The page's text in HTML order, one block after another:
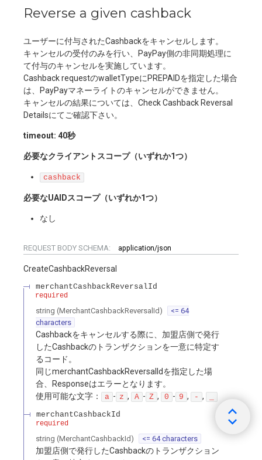
Reverse a given cashback
ユーザーに付与されたCashbackをキャンセルします。
キャンセルの受付のみを行い、PayPay側の非同期処理に
て付与のキャンセルを実施しています。
Cashback requestのwalletTypeにPREPAIDを指定した場合
は、PayPayマネーライトのキャンセルができません。
キャンセルの結果については、Check Cashback Reversal
Detailsにてご確認下さい。
timeout: 40秒
必要なクライアントスコープ（いずれか1つ）
cashback
必要なUAIDスコープ（いずれか1つ）
なし
REQUEST BODY SCHEMA: application/json
CreateCashbackReversal
merchantCashbackReversalId
required
string (MerchantCashbackReversalId)
<= 64
characters
Cashbackをキャンセルする際に、加盟店側で発行
したCashbackのトランザクションを一意に特定す
るコード。
同じmerchantCashbackReversalIdを指定した場
合、Responseはエラーとなります。
使用可能な文字：
a - z , A - Z , 0 - 9 , - ,
merchantCashbackId
required
string (MerchantCashbackId) <= 64 characters
加盟店側で発行したCashbackのトランザクション